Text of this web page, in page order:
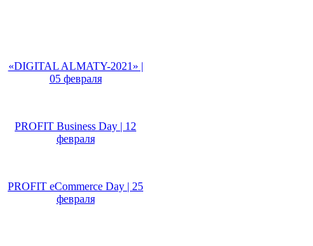
«DIGITAL ALMATY-2021» |
05 февраля
PROFIT Business Day | 12
февраля
PROFIT eCommerce Day | 25
февраля